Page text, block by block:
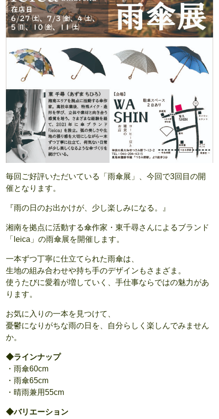
毎回ご好評いただいている「雨傘展」、今回で3回目の開
催となります。
『雨の日のお出かけが、少し楽しみになる。』
湘南を拠点に活動する傘作家・東千尋さんによるブランド
「leica」の雨傘展を開催します。
一本ずつ丁寧に仕立てられた雨傘は、
生地の組み合わせや持ち手のデザインもさまざま。
使うたびに愛着が増していく、手仕事ならではの魅力があ
ります。
お気に入りの一本を見つけて、
憂鬱になりがちな雨の日を、自分らしく楽しんでみません
か。
◆ラインナップ
・雨傘60cm
・雨傘65cm
・晴雨兼用55cm
◆バリエーション